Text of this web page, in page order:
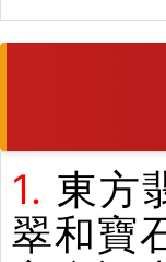
1. 東方
翠和寶